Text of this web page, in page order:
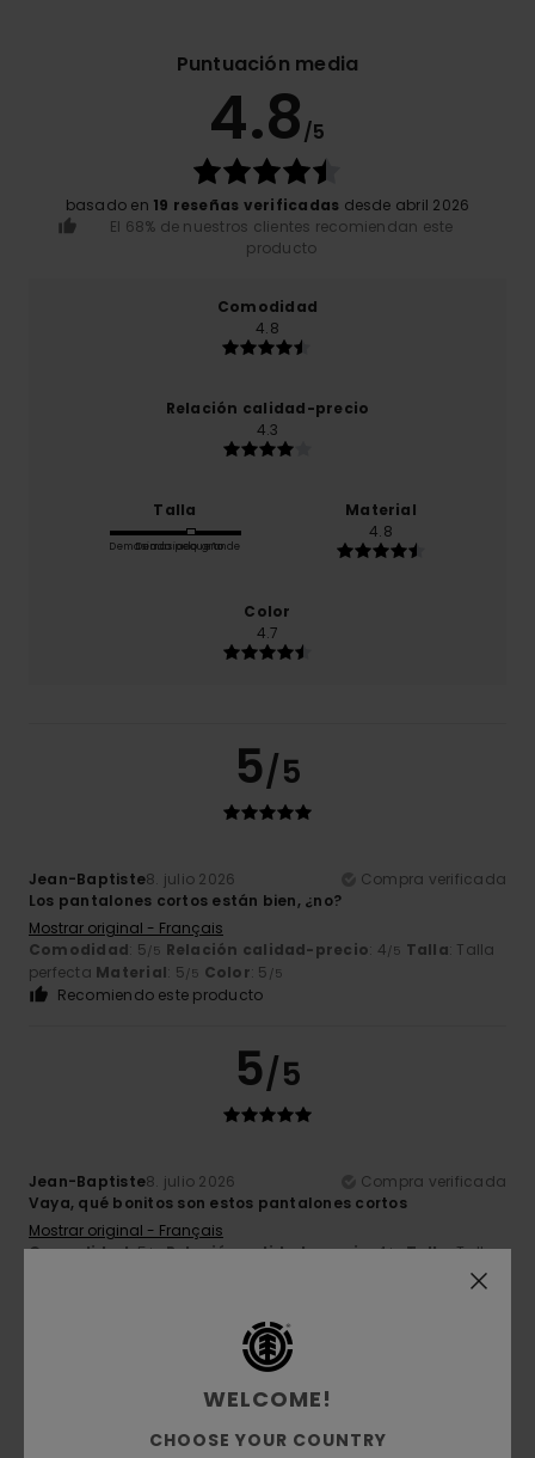
Puntuación media
4.8/5
basado en 19 reseñas verificadas desde abril 2026
El 68% de nuestros clientes recomiendan este
producto
Comodidad
4.8
Relación calidad-precio
4.3
Talla
Demasiado pequeño
Demasiado grande
Material
4.8
Color
4.7
5/5
Jean-Baptiste8. julio 2026
Compra verificada
Los pantalones cortos están bien, ¿no?
Mostrar original - Français
Comodidad: 5/5 Relación calidad-precio: 4/5 Talla: Talla
perfecta Material: 5/5 Color: 5 /5
Recomiendo este producto
5/5
Jean-Baptiste8. julio 2026
Compra verificada
Vaya, qué bonitos son estos pantalones cortos
Mostrar original - Français
Comodidad: 5/5 Relación calidad-precio: 4/5 Talla: Talla
5/5
WELCOME!
CHOOSE YOUR COUNTRY